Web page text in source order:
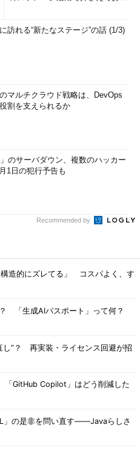
訪れる“新たなステージ”の話 (1/3)
マルチクラウド戦略は、DevOps
割を支えられるか
」のサーバダウン、複数のハッカー
1日の犯行予告も
Recommended by
構造的にズレてる」 コスパよく、す
？ 「生成AIパスポート」って何？
し”？ 再実装・ライセンス回避が招
「GitHub Copilot」はどう削減した
」の是非を問い直す――Javaらしさ